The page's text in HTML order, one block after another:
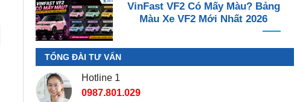
VinFast VF2 Có Mấy Màu? Bảng
Màu Xe VF2 Mới Nhất 2026
TỔNG ĐÀI TƯ VẤN
Hotline 1
0987.801.029